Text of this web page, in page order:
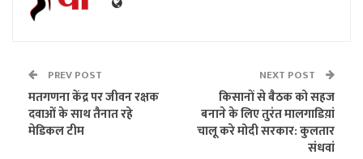
PREV POST
मतगणना केंद्र पर जीवन रक्षक
दवाओं के साथ तैनात रहे
मेडिकल टीम
NEXT POST
किसानों से बैठक को सहज
बनाने के लिए तुरंत मालगाडिय़ां
चालू करे मोदी सरकार: कुलतार
संधवां